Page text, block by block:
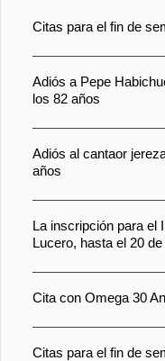
Citas para el fin de
Adiós a Pepe
los 82 años
Adiós al cantaor
años
La inscripción para el
Lucero, hasta el 20
Cita con Omega 30
Citas para el fin de